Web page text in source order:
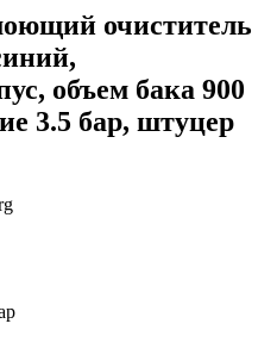
очиститель
объем бака 900
3.5 бар, штуцер